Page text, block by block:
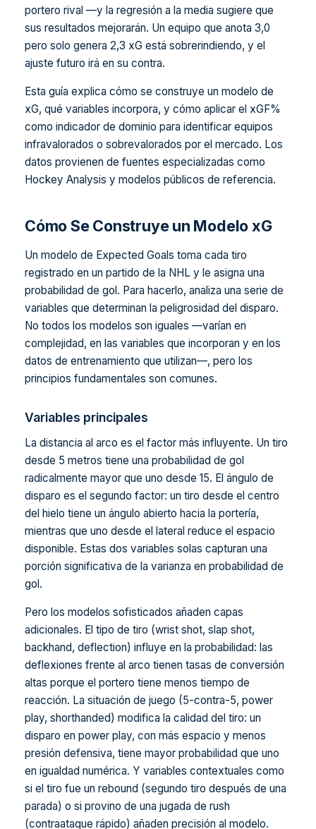
portero rival —y la regresión a la media sugiere que
sus resultados mejorarán. Un equipo que anota 3,0
pero solo genera 2,3 xG está sobrerindiendo, y el
ajuste futuro irá en su contra.
Esta guía explica cómo se construye un modelo de
xG, qué variables incorpora, y cómo aplicar el xGF%
como indicador de dominio para identificar equipos
infravalorados o sobrevalorados por el mercado. Los
datos provienen de fuentes especializadas como
Hockey Analysis y modelos públicos de referencia.
Cómo Se Construye un Modelo xG
Un modelo de Expected Goals toma cada tiro
registrado en un partido de la NHL y le asigna una
probabilidad de gol. Para hacerlo, analiza una serie de
variables que determinan la peligrosidad del disparo.
No todos los modelos son iguales —varían en
complejidad, en las variables que incorporan y en los
datos de entrenamiento que utilizan—, pero los
principios fundamentales son comunes.
Variables principales
La distancia al arco es el factor más influyente. Un tiro
desde 5 metros tiene una probabilidad de gol
radicalmente mayor que uno desde 15. El ángulo de
disparo es el segundo factor: un tiro desde el centro
del hielo tiene un ángulo abierto hacia la portería,
mientras que uno desde el lateral reduce el espacio
disponible. Estas dos variables solas capturan una
porción significativa de la varianza en probabilidad de
gol.
Pero los modelos sofisticados añaden capas
adicionales. El tipo de tiro (wrist shot, slap shot,
backhand, deflection) influye en la probabilidad: las
deflexiones frente al arco tienen tasas de conversión
altas porque el portero tiene menos tiempo de
reacción. La situación de juego (5-contra-5, power
play, shorthanded) modifica la calidad del tiro: un
disparo en power play, con más espacio y menos
presión defensiva, tiene mayor probabilidad que uno
en igualdad numérica. Y variables contextuales como
si el tiro fue un rebound (segundo tiro después de una
parada) o si provino de una jugada de rush
(contraataque rápido) añaden precisión al modelo.